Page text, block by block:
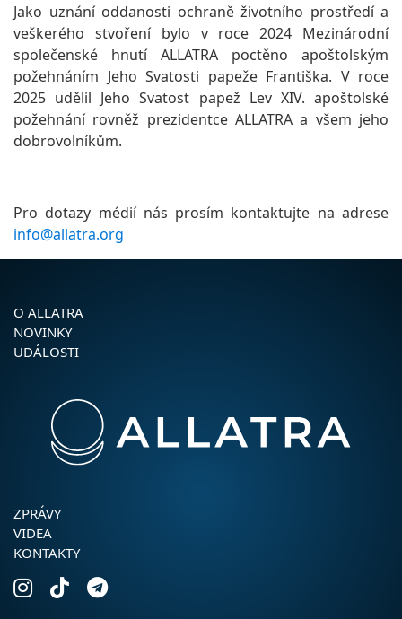
Jako uznání oddanosti ochraně životního prostředí a
veškerého stvoření bylo v roce 2024 Mezinárodní
společenské hnutí ALLATRA poctěno apoštolským
požehnáním Jeho Svatosti papeže Františka. V roce
2025 udělil Jeho Svatost papež Lev XIV. apoštolské
požehnání rovněž prezidentce ALLATRA a všem jeho
dobrovolníkům.
Pro dotazy médií nás prosím kontaktujte na adrese
info@allatra.org
O ALLATRA
NOVINKY
UDÁLOSTI
ZPRÁVY
VIDEA
KONTAKTY